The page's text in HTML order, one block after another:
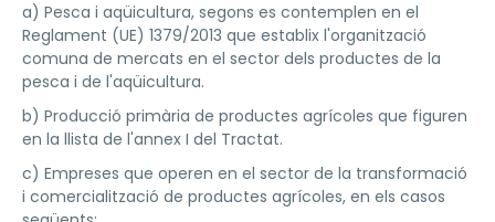
a) Pesca i aqüicultura, segons es contemplen en el
Reglament (UE) 1379/2013 que establix l'organització
comuna de mercats en el sector dels productes de la
pesca i de l'aqüicultura.
b) Producció primària de productes agrícoles que figuren
en la llista de l'annex I del Tractat.
c) Empreses que operen en el sector de la transformació
i comercialització de productes agrícoles, en els casos